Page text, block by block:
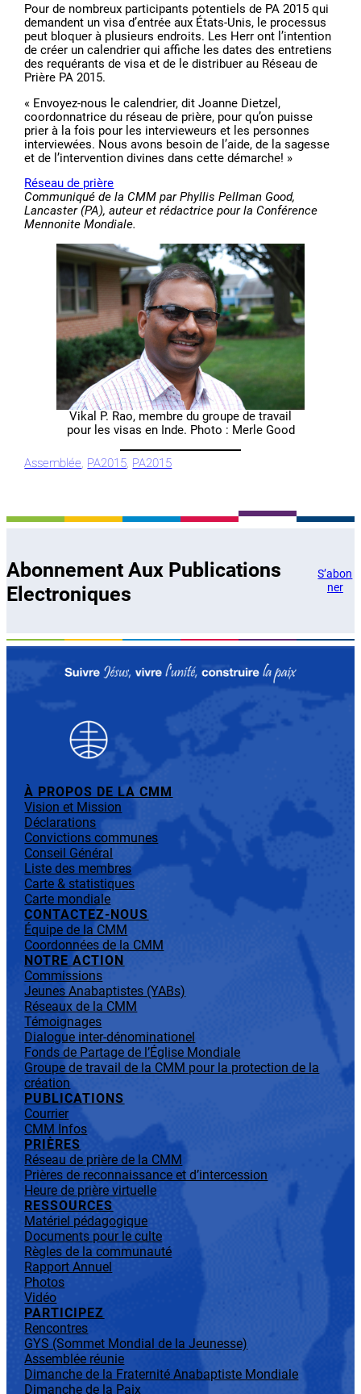
Pour de nombreux participants potentiels de PA 2015 qui
demandent un visa d’entrée aux États-Unis, le processus
peut bloquer à plusieurs endroits. Les Herr ont l’intention
de créer un calendrier qui affiche les dates des entretiens
des requérants de visa et de le distribuer au Réseau de
Prière PA 2015.
« Envoyez-nous le calendrier, dit Joanne Dietzel,
coordonnatrice du réseau de prière, pour qu’on puisse
prier à la fois pour les intervieweurs et les personnes
interviewées. Nous avons besoin de l’aide, de la sagesse
et de l’intervention divines dans cette démarche! »
Réseau de prière
Communiqué de la CMM par Phyllis Pellman Good,
Lancaster (PA), auteur et rédactrice pour la Conférence
Mennonite Mondiale.
Vikal P. Rao, membre du groupe de travail
pour les visas en Inde. Photo : Merle Good
Assemblée, PA2015, PA2015
Abonnement Aux Publications
Electroniques
S’abon
ner
À PROPOS DE LA CMM
Vision et Mission
Déclarations
Convictions communes
Conseil Général
Liste des membres
Carte & statistiques
Carte mondiale
CONTACTEZ-NOUS
Équipe de la CMM
Coordonnées de la CMM
NOTRE ACTION
Commissions
Jeunes Anabaptistes (YABs)
Réseaux de la CMM
Témoignages
Dialogue inter-dénominationel
Fonds de Partage de l’Église Mondiale
Groupe de travail de la CMM pour la protection de la
création
PUBLICATIONS
Courrier
CMM Infos
PRIÈRES
Réseau de prière de la CMM
Prières de reconnaissance et d’intercession
Heure de prière virtuelle
RESSOURCES
Matériel pédagogique
Documents pour le culte
Règles de la communauté
Rapport Annuel
Photos
Vidéo
PARTICIPEZ
Rencontres
GYS (Sommet Mondial de la Jeunesse)
Assemblée réunie
Dimanche de la Fraternité Anabaptiste Mondiale
Dimanche de la Paix